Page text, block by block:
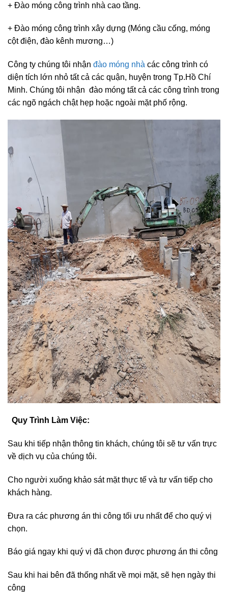
+ Đào móng công trình nhà cao tầng.
+ Đào móng công trình xây dựng (Móng cầu cống, móng
cột điện, đào kênh mương…)
Công ty chúng tôi nhận đào móng nhà các công trình có
diện tích lớn nhỏ tất cả các quận, huyện trong Tp.Hồ Chí
Minh. Chúng tôi nhận đào móng tất cả các công trình trong
các ngõ ngách chật hẹp hoặc ngoài mặt phố rộng.
Quy Trình Làm Việc:
Sau khi tiếp nhận thông tin khách, chúng tôi sẽ tư vấn trực
về dịch vụ của chúng tôi.
Cho người xuống khảo sát mặt thực tế và tư vấn tiếp cho
khách hàng.
Đưa ra các phương án thi công tối ưu nhất để cho quý vị
chọn.
Báo giá ngay khi quý vị đã chọn được phương án thi công
Sau khi hai bên đã thống nhất về mọi mặt, sẽ hẹn ngày thi
công